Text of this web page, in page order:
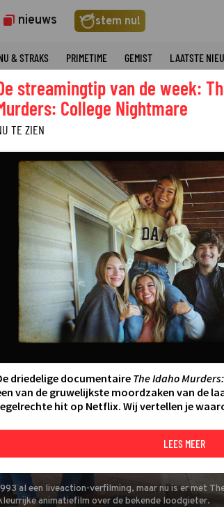
nieuws stem nu!
& STRAKS PRIMETIME GEMIST LAATSTE
MAAKT WEER DIVERSE AVONTUREN MEE IN THE
al een liveaction-verfilming, maar nu is er met
animatiefilm over de bekende loodgieter.
streamingtip van de week:
College Nightmare
TE ZIEN
driedelige documentaire The Idaho
van de gruwelijkste moordzaken van de
hit op Netflix. Wij vertellen je
LEES MEER